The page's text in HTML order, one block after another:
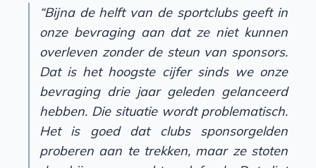
“Bijna de helft van de sportclubs geeft in
onze bevraging aan dat ze niet kunnen
overleven zonder de steun van sponsors.
Dat is het hoogste cijfer sinds we onze
bevraging drie jaar geleden gelanceerd
hebben. Die situatie wordt problematisch.
Het is goed dat clubs sponsorgelden
proberen aan te trekken, maar ze stoten